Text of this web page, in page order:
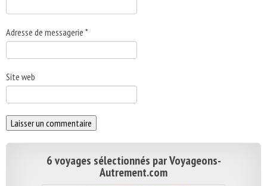
Adresse de messagerie *
Site web
6 voyages sélectionnés par Voyageons-
Autrement.com